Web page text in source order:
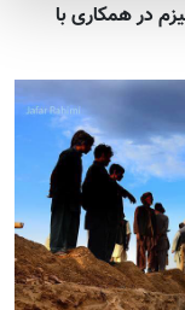
در همکاری با